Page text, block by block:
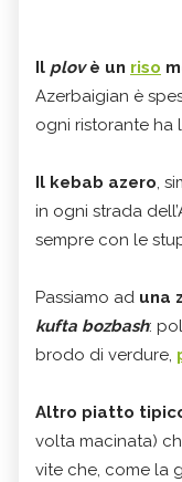
Il plovè un riso
Azerbaigian è
ogni ristorante ha
Il kebab azero,
in ogni strada
sempre con le
Passiamo ad una
kufta bozbash:
brodo di verdure,
Altro piatto
volta macinata)
vite che, come la